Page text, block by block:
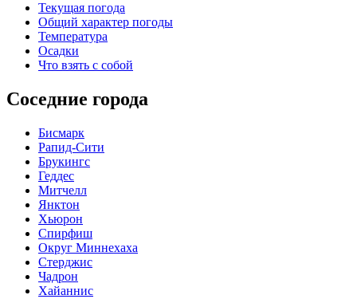
Текущая погода
Общий характер погоды
Температура
Осадки
Что взять с собой
Соседние города
Бисмарк
Рапид-Сити
Брукингс
Геддес
Митчелл
Янктон
Хьюрон
Спирфиш
Округ Миннехаха
Стерджис
Чадрон
Хайаннис